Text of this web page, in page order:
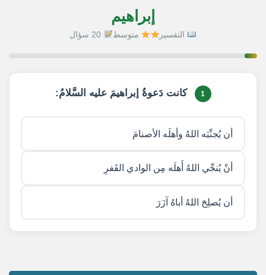
إبراهيم
التفسير متوسط
1 كانت دَعوةُ إبراهيمَ عليه السَّلامُ:
أن يُجنِّبَه اللهُ وأهلَه الأصنامَ
أنْ يُنجِّي اللهُ أَهلَه مِن الوادي القَفرِ
أن يُصلِحَ اللهُ أباهُ آزَرَ